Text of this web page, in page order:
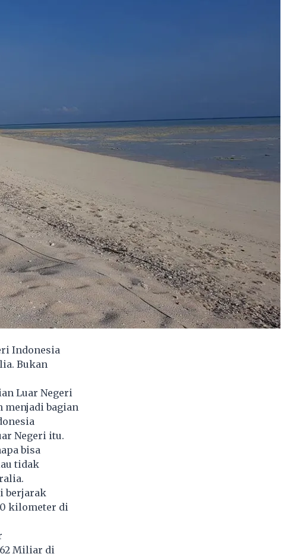
Indonesia
Bukan
Luar Negeri
menjadi bagian
Negeri itu.
bisa
tidak
berjarak
kilometer di
Miliar di